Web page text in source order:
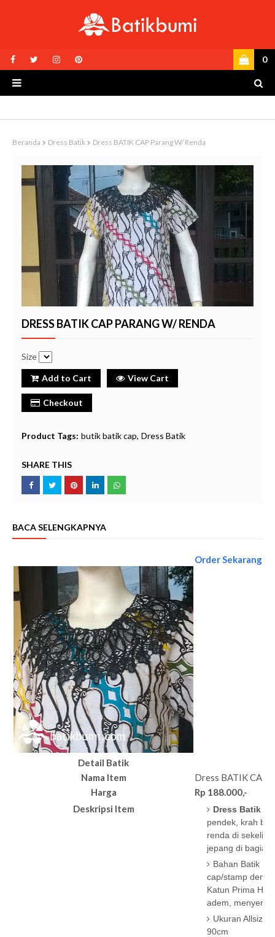
0
Beranda Dress Batik Dress BATIK CAP Parang W/ Renda
DRESS BATIK CAP PARANG W/ RENDA
Size
Add to Cart View Cart
Checkout
Product Tags: butik batik cap Dress Batik
SHARE THIS
BACA SELENGKAPNYA
Detail Batik
Order Sekarang
Nama Item
Dress BATIK CAP
Harga
Rp 188.000,-
Deskripsi Item
Dress Batik
pendek, krah
renda di
jepang di bagian
Bahan Batik
cap/stamp
Katun Prima
adem,
Ukuran Allsize,
90cm